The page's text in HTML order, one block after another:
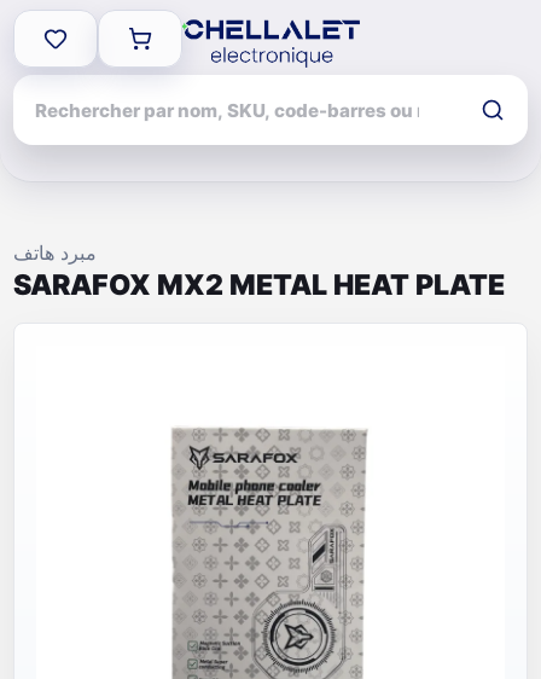
مبرد هاتف
SARAFOX MX2 METAL HEAT PLATE